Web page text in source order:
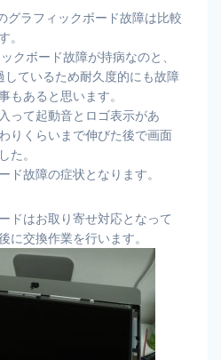
グラフィックボード故障は比較
。
クボード故障が持病なのと、
ているため耐久度的にも故障
もあると思います。
って起動音とロゴ表示があ
りくらいまで伸びた後で画面
た。
ド故障の症状となります。
ドはお取り寄せ対応となって
に交換作業を行います。